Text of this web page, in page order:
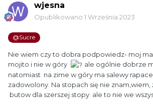
wjesna
Opublikowano 1 Września 2023
@Sucre
Nie wiem czy to dobra podpowiedz- moj
mojito i nie w góry
ale ogólnie dobrze
natomiast na zime w góry ma salewy rapace
zadowolony. Na stopach się nie
butow dla szerszej stopy ale to nie we